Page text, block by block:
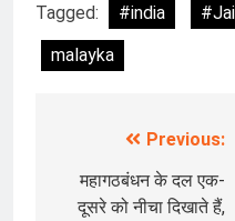
Tagged: #india
malayka
navigation
Previous:
महागठबंधन के दल एक-
दूसरे को नीचा दिखाते हैं,